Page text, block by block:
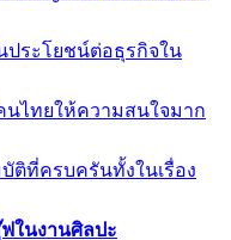
ประโยชน์ต่อธุรกิจใน
ไทยให้ความสนใจมาก
ติที่ครบครันทั้งในเรื่อง
ในงานศิลปะ